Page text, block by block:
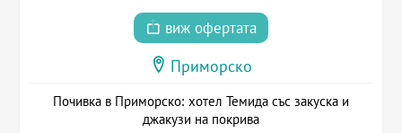
виж офертата
Приморско
Почивка в Приморско: хотел Темида със закуска и
джакузи на покрива